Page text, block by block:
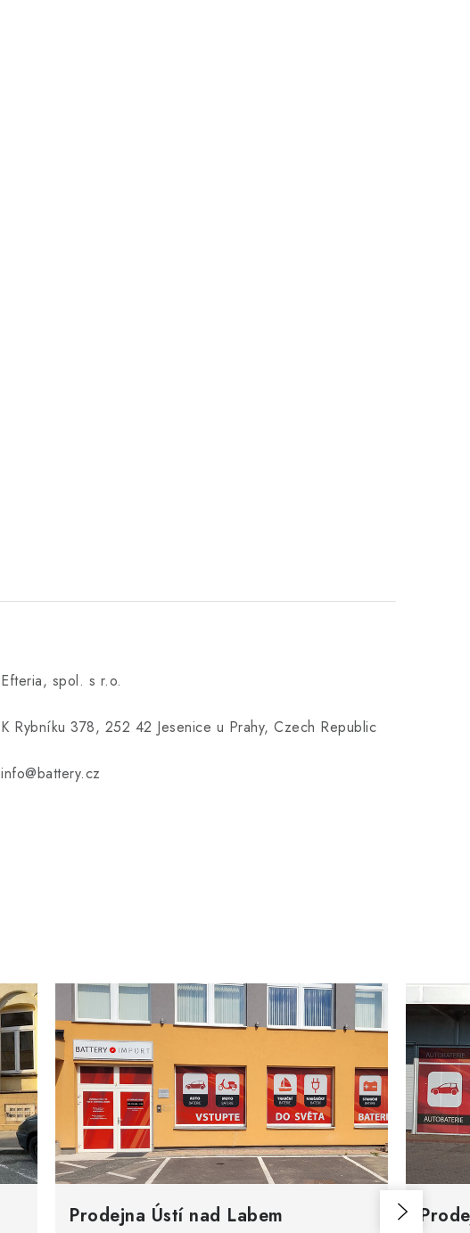
Efteria, spol. s r.o.
K Rybníku 378, 252 42 Jesenice u Prahy, Czech Republic
info@battery.cz
Prodejna Ústí nad Labem